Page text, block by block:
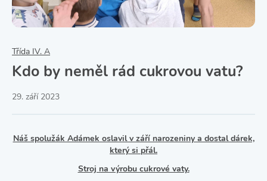
Třída IV. A
Kdo by neměl rád cukrovou vatu?
29. září 2023
Náš spolužák Adámek oslavil v září narozeniny a dostal dárek,
který si přál.
Stroj na výrobu cukrové vaty.